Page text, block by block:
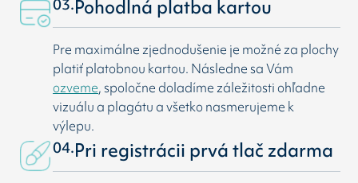
03.Pohodlná platba kartou
Pre maximálne zjednodušenie je možné za plochy
platiť platobnou kartou. Následne sa Vám
ozveme, spoločne doladíme záležitosti ohľadne
vizuálu a plagátu a všetko nasmerujeme k
výlepu.
04.Pri registrácii prvá tlač zdarma